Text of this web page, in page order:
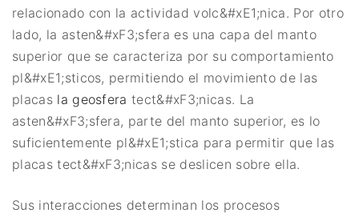
relacionado con la actividad volc&#xE1;nica. Por otro
lado, la asten&#xF3;sfera es una capa del manto
superior que se caracteriza por su comportamiento
pl&#xE1;sticos, permitiendo el movimiento de las
placas la geosfera tect&#xF3;nicas. La
asten&#xF3;sfera, parte del manto superior, es lo
suficientemente pl&#xE1;stica para permitir que las
placas tect&#xF3;nicas se deslicen sobre ella.
Sus interacciones determinan los procesos